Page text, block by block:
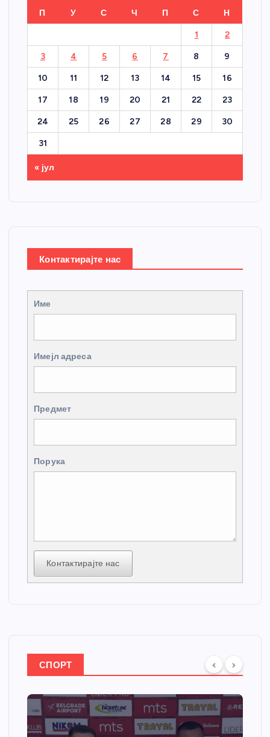
П У С Ч П С Н
1 2
3 4 5 6 7 8 9
10 11 12 13 14 15 16
17 18 19 20 21 22 23
24 25 26 27 28 29 30
31
« јул
Контактирајте нас
Име
Имејл адреса
Предмет
Порука
Контактирајте нас
СПОРТ